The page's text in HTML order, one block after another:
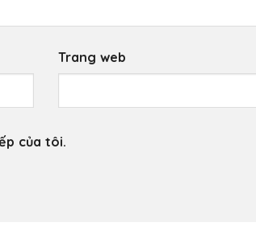
Trang web
của tôi.